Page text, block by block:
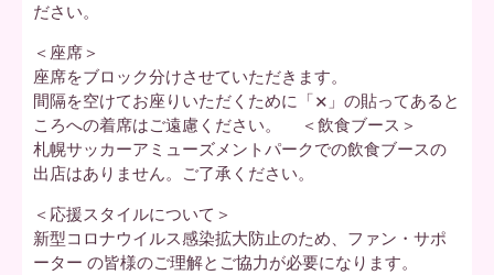
ださい。
＜座席＞
座席をブロック分けさせていただきます。
間隔を空けてお座りいただくために「×」の貼ってあると
ころへの着席はご遠慮ください。 ＜飲食ブース＞
札幌サッカーアミューズメントパークでの飲食ブースの
出店はありません。ご了承ください。
＜応援スタイルについて＞
新型コロナウイルス感染拡大防止のため、ファン・サポ
ーター の皆様のご理解とご協力が必要になります。